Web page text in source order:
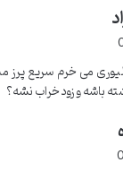
:
می خرم سریع
باشه و زود خراب نشه؟